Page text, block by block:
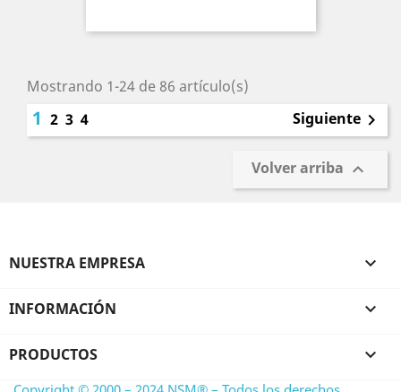
Mostrando 1-24 de 86 artículo(s)
1 2 3 4 Siguiente 
Volver arriba 
NUESTRA EMPRESA 
INFORMACIÓN 
PRODUCTOS 